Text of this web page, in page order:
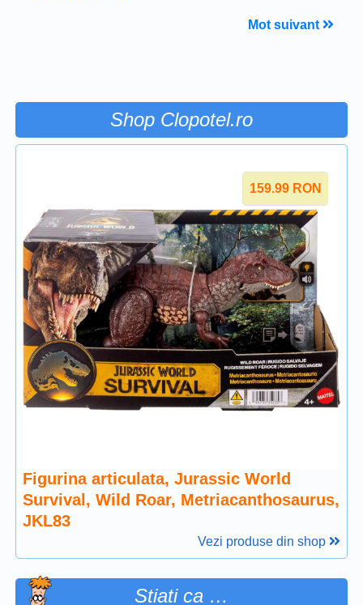
Mot suivant
Shop Clopotel.ro
159.99 RON
Figurina articulata, Jurassic World
Survival, Wild Roar, Metriacanthosaurus,
JKL83
Vezi produse din shop
Stiati ca …